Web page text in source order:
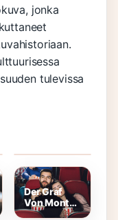
jonka
tulevissa
Taustat ja
Vaikutus
Der Graf
Von Monte
Christo